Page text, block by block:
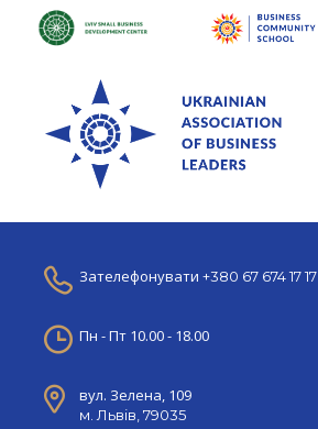
Зателефонувати +380 67 674 17 17
Пн - Пт 10.00 - 18.00
вул. Зелена, 109
м. Львів, 79035